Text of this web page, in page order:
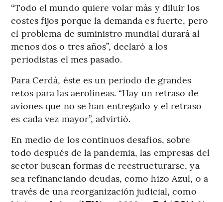
“Todo el mundo quiere volar más y diluir los
costes fijos porque la demanda es fuerte, pero
el problema de suministro mundial durará al
menos dos o tres años”, declaró a los
periodistas el mes pasado.
Para Cerdá, éste es un periodo de grandes
retos para las aerolíneas. “Hay un retraso de
aviones que no se han entregado y el retraso
es cada vez mayor”, advirtió.
En medio de los continuos desafíos, sobre
todo después de la pandemia, las empresas del
sector buscan formas de reestructurarse, ya
sea refinanciando deudas, como hizo Azul, o a
través de una reorganización judicial, como